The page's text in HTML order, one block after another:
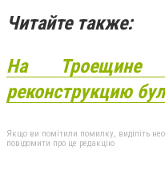
Читайте также:
На
реконструкцию
Якщо ви помітили помилку, виділіть
повідомити про це редакцію